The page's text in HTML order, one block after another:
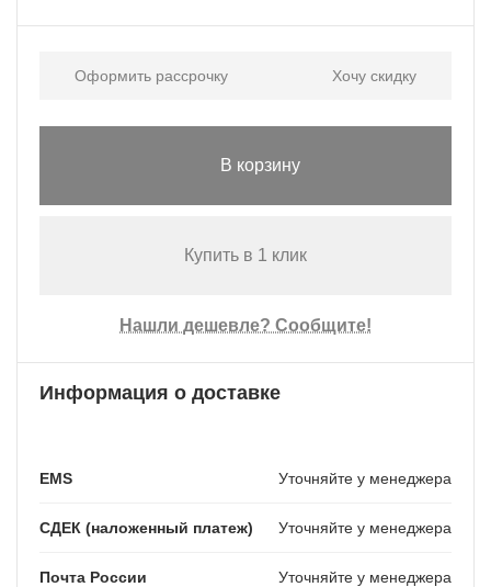
Оформить рассрочку Хочу скидку
В корзину
Купить в 1 клик
Нашли дешевле? Сообщите!
Информация о доставке
EMS Уточняйте у менеджера
СДЕК (наложенный платеж) Уточняйте у менеджера
Почта России Уточняйте у менеджера